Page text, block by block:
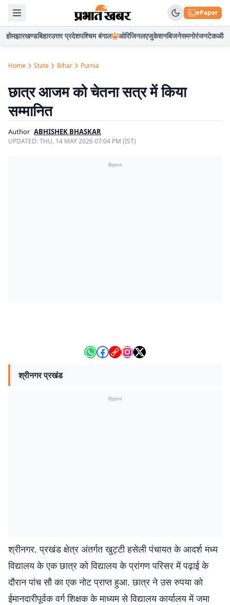
ePaper
होमझारखण्डबिहारउत्तर प्रदेशपश्चिम बंगाल ओरिजिनलएजुकेशनबिजनेसमनोरंजनटेकऑटो
Home State Bihar Purnia
छात्र आजम को चेतना सत्र में किया
सम्मानित
Author ABHISHEK BHASKAR
UPDATED:THU, 14 MAY 2026 07:04 PM (IST)
विज्ञापन
श्रीनगर प्रखंड
विज्ञापन
श्रीनगर. प्रखंड क्षेत्र अंतर्गत खुट्टी हसेली पंचायत के आदर्श मध्य
विद्यालय के एक छात्र को विद्यालय के प्रांगण परिसर में पढ़ाई के
दौरान पांच सौ का एक नोट प्राप्त हुआ. छात्र ने उस रुपया को
ईमानदारीपूर्वक वर्ग शिक्षक के माध्यम से विद्यालय कार्यालय में जमा